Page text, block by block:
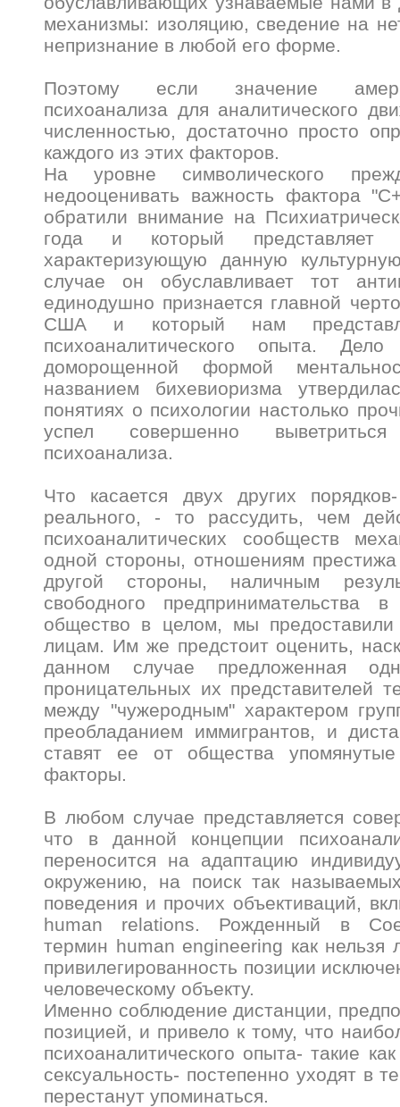
механизмы: изоляцию, сведение на
непризнание в любой его форме.
Поэтому если значение
психоанализа для аналитического
численностью, достаточно просто
каждого из этих факторов.
На уровне символического
недооценивать важность фактора
обратили внимание на
года и который представляет
характеризующую данную
случае он обуславливает тот
единодушно признается главной
США и который нам
психоаналитического опыта. Дело
доморощенной формой
названием бихевиоризма
понятиях о психологии настолько
успел совершенно
психоанализа.
Что касается двух других
реального, - то рассудить, чем
психоаналитических сообществ
одной стороны, отношениям
другой стороны, наличным
свободного предпринимательства
общество в целом, мы предоставили
лицам. Им же предстоит оценить,
данном случае предложенная
проницательных их представителей
между "чужеродным" характером
преобладанием иммигрантов, и
ставят ее от общества
факторы.
В любом случае представляется
что в данной концепции
переносится на адаптацию
окружению, на поиск так
поведения и прочих объективаций,
human relations. Рожденный в
термин human engineering как нельзя
привилегированность позиции
человеческому объекту.
Именно соблюдение дистанции,
позицией, и привело к тому, что
психоаналитического опыта- такие
сексуальность- постепенно уходят в
перестанут упоминаться.